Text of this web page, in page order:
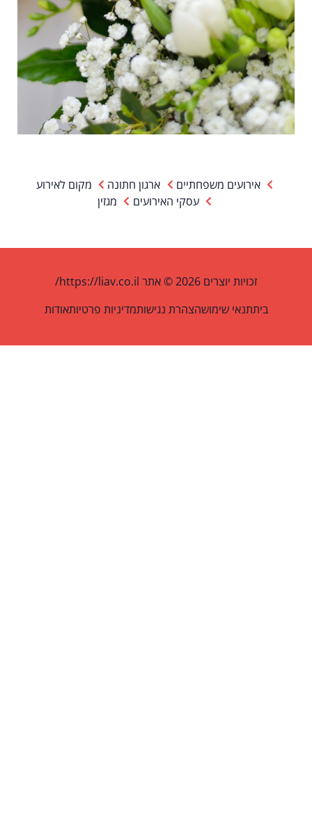
אירועים משפחתיים ארגון חתונה
מקום לאירוע
עסקי האירועים
מגזין
זכויות יוצרים 2026 © אתר https://liav.co.il/
תנאי שימושהצהרת נגישותמדיניות פרטיותאודות